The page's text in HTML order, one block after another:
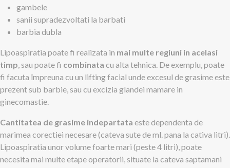
gambele
sanii supradezvoltati la barbati
barbia dubla
Lipoaspiratia poate fi realizata in mai multe regiuni in acelasi
timp, sau poate fi combinata cu alta tehnica. De exemplu, poate
fi facuta împreuna cu un lifting facial unde excesul de grasime este
prezent sub barbie, sau cu excizia glandei mamare in
ginecomastie.
Cantitatea de grasime indepartata este dependenta de
marimea corectiei necesare (cateva sute de ml. pana la cativa litri).
Lipoaspiratia unor volume foarte mari (peste 4 litri), poate
necesita mai multe etape operatorii, situate la cateva saptamani